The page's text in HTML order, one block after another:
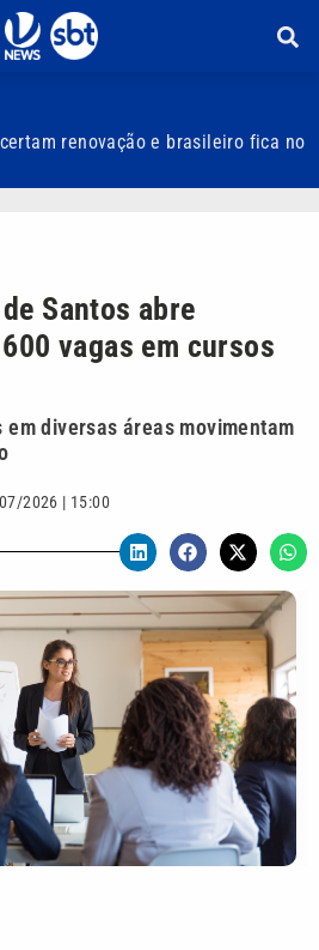
renovação e brasileiro fica no
Santos abre
vagas em cursos
diversas áreas movimentam
2026 | 15:00